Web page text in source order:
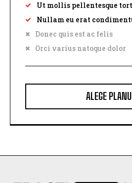
Ut mollis pellentesque
Nullam eu erat
Donec quis est ac felis
Orci varius natoque dolor
ALEGE